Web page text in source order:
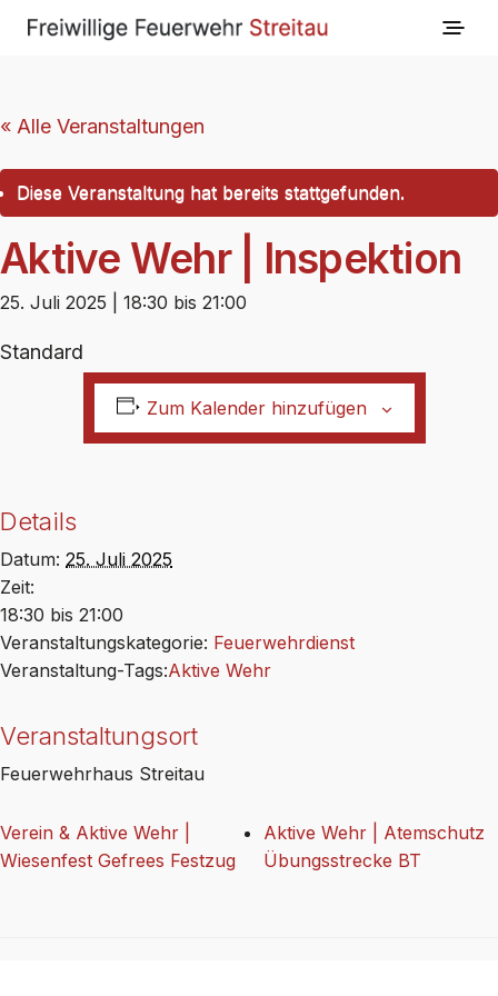
« Alle Veranstaltungen
Diese Veranstaltung hat bereits stattgefunden.
Aktive Wehr | Inspektion
25. Juli 2025 | 18:30 bis 21:00
Standard
Zum Kalender hinzufügen
Details
Datum: 25. Juli 2025
Zeit:
18:30 bis 21:00
Veranstaltungskategorie: Feuerwehrdienst
Veranstaltung-Tags:Aktive Wehr
Veranstaltungsort
Feuerwehrhaus Streitau
Verein & Aktive Wehr |
Wiesenfest Gefrees Festzug
Aktive Wehr | Atemschutz
Übungsstrecke BT